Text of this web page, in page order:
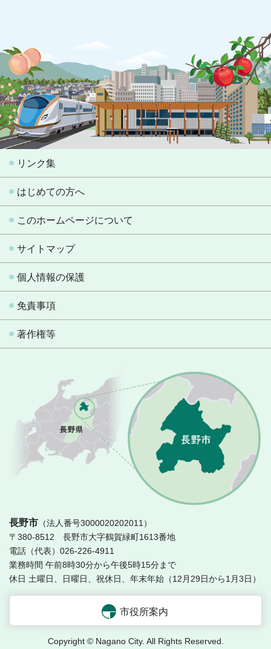
リンク集
はじめての方へ
このホームページについて
サイトマップ
個人情報の保護
免責事項
著作権等
長野市 （法人番号3000020202011）
〒380-8512 長野市大字鶴賀緑町1613番地
電話（代表）026-226-4911
業務時間 午前8時30分から午後5時15分まで
休日 土曜日、日曜日、祝休日、年末年始（12月29日から1月3日）
市役所案内
Copyright © Nagano City. All Rights Reserved.